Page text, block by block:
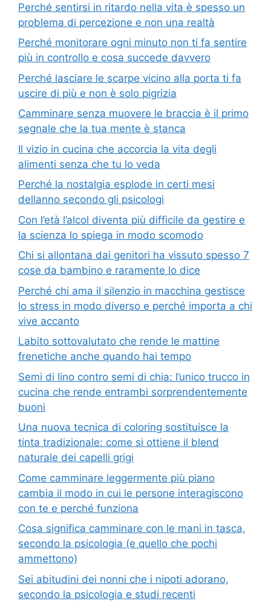
Perché sentirsi in ritardo nella vita è spesso un
problema di percezione e non una realtà
Perché monitorare ogni minuto non ti fa sentire
più in controllo e cosa succede davvero
Perché lasciare le scarpe vicino alla porta ti fa
uscire di più e non è solo pigrizia
Camminare senza muovere le braccia è il primo
segnale che la tua mente è stanca
Il vizio in cucina che accorcia la vita degli
alimenti senza che tu lo veda
Perché la nostalgia esplode in certi mesi
dellanno secondo gli psicologi
Con l’età l’alcol diventa più difficile da gestire e
la scienza lo spiega in modo scomodo
Chi si allontana dai genitori ha vissuto spesso 7
cose da bambino e raramente lo dice
Perché chi ama il silenzio in macchina gestisce
lo stress in modo diverso e perché importa a chi
vive accanto
Labito sottovalutato che rende le mattine
frenetiche anche quando hai tempo
Semi di lino contro semi di chia: l’unico trucco in
cucina che rende entrambi sorprendentemente
buoni
Una nuova tecnica di coloring sostituisce la
tinta tradizionale: come si ottiene il blend
naturale dei capelli grigi
Come camminare leggermente più piano
cambia il modo in cui le persone interagiscono
con te e perché funziona
Cosa significa camminare con le mani in tasca,
secondo la psicologia (e quello che pochi
ammettono)
Sei abitudini dei nonni che i nipoti adorano,
secondo la psicologia e studi recenti